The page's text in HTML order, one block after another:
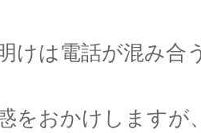
けは電話が混み合
をおかけしますが